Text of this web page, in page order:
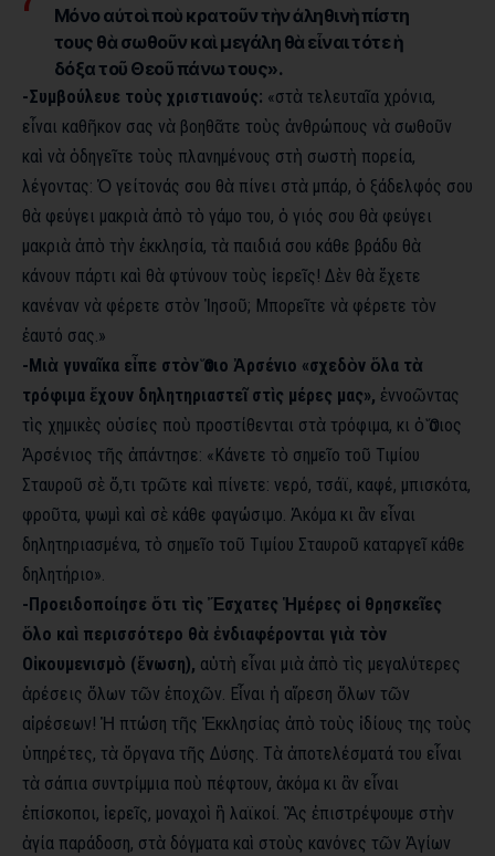
Μόνο αὐτοὶ ποὺ κρατοῦν τὴν ἀληθινὴ πίστη
τους θὰ σωθοῦν καὶ μεγάλη θὰ εἶναι τότε ἡ
δόξα τοῦ Θεοῦ πάνω τους».
-Συμβούλευε τοὺς χριστιανούς: «στὰ τελευταῖα χρόνια,
εἶναι καθῆκον σας νὰ βοηθᾶτε τοὺς ἀνθρώπους νὰ σωθοῦν
καὶ νὰ ὁδηγεῖτε τοὺς πλανημένους στὴ σωστὴ πορεία,
λέγοντας: Ὁ γείτονάς σου θὰ πίνει στὰ μπάρ, ὁ ξάδελφός σου
θὰ φεύγει μακριὰ ἀπὸ τὸ γάμο του, ὁ γιός σου θὰ φεύγει
μακριὰ ἀπὸ τὴν ἐκκλησία, τὰ παιδιά σου κάθε βράδυ θὰ
κάνουν πάρτι καὶ θὰ φτύνουν τοὺς ἱερεῖς! Δὲν θὰ ἔχετε
κανέναν νὰ φέρετε στὸν Ἰησοῦ; Μπορεῖτε νὰ φέρετε τὸν
ἑαυτό σας.»
-Μιὰ γυναῖκα εἶπε στὸν Ὅσιο Ἀρσένιο «σχεδὸν ὅλα τὰ
τρόφιμα ἔχουν δηλητηριαστεῖ στὶς μέρες μας», ἐννοῶντας
τὶς χημικὲς οὐσίες ποὺ προστίθενται στὰ τρόφιμα, κι ὁ Ὅσιος
Ἀρσένιος τῆς ἀπάντησε: «Κάνετε τὸ σημεῖο τοῦ Τιμίου
Σταυροῦ σὲ ὅ,τι τρῶτε καὶ πίνετε: νερό, τσάϊ, καφέ, μπισκότα,
φροῦτα, ψωμὶ καὶ σὲ κάθε φαγώσιμο. Ἀκόμα κι ἂν εἶναι
δηλητηριασμένα, τὸ σημεῖο τοῦ Τιμίου Σταυροῦ καταργεῖ κάθε
δηλητήριο».
-Προειδοποίησε ὅτι τὶς Ἔσχατες Ἡμέρες οἱ θρησκεῖες
ὅλο καὶ περισσότερο θὰ ἐνδιαφέρονται γιὰ τὸν
Οἰκουμενισμὸ (ἕνωση), αὐτὴ εἶναι μιὰ ἀπὸ τὶς μεγαλύτερες
ἀρέσεις ὅλων τῶν ἐποχῶν. Εἶναι ἡ αἵρεση ὅλων τῶν
αἱρέσεων! Ἡ πτώση τῆς Ἐκκλησίας ἀπὸ τοὺς ἰδίους της τοὺς
ὑπηρέτες, τὰ ὄργανα τῆς Δύσης. Τὰ ἀποτελέσματά του εἶναι
τὰ σάπια συντρίμμια ποὺ πέφτουν, ἀκόμα κι ἂν εἶναι
ἐπίσκοποι, ἱερεῖς, μοναχοὶ ἢ λαϊκοί. Ἂς ἐπιστρέψουμε στὴν
ἁγία παράδοση, στὰ δόγματα καὶ στοὺς κανόνες τῶν Ἁγίων